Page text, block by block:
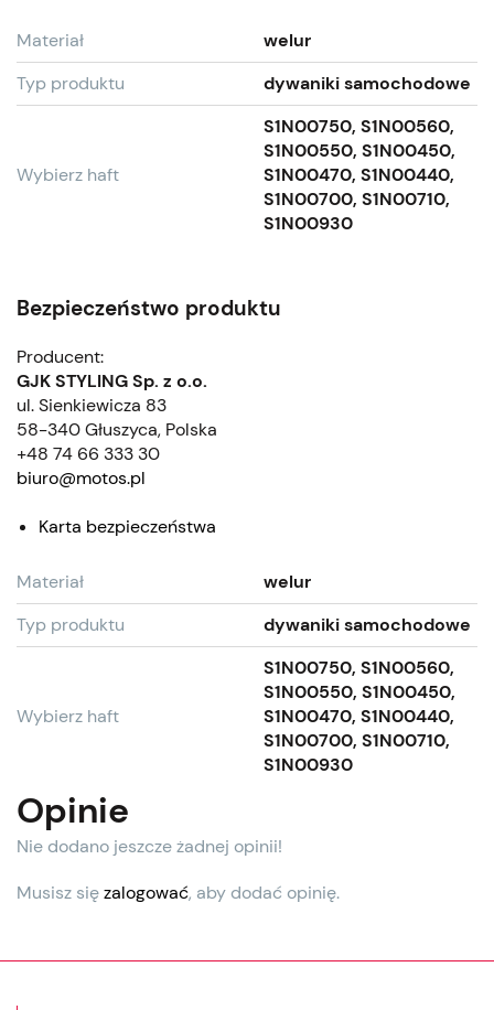
Materiał
welur
Typ produktu
dywaniki samochodowe
Wybierz haft
S1N00750, S1N00560,
S1N00550, S1N00450,
S1N00470, S1N00440,
S1N00700, S1N00710,
S1N00930
Bezpieczeństwo produktu
Producent:
GJK STYLING Sp. z o.o.
ul. Sienkiewicza 83
58-340 Głuszyca, Polska
+48 74 66 333 30
biuro@motos.pl
Karta bezpieczeństwa
Materiał
welur
Typ produktu
dywaniki samochodowe
Wybierz haft
S1N00750, S1N00560,
S1N00550, S1N00450,
S1N00470, S1N00440,
S1N00700, S1N00710,
S1N00930
Opinie
Nie dodano jeszcze żadnej opinii!
Musisz sięzalogować, aby dodać opinię.